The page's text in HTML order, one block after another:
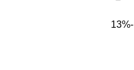
-13%